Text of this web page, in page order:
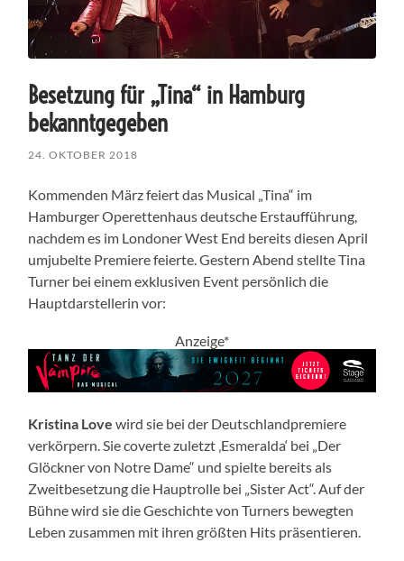
Besetzung für „Tina“ in Hamburg
bekanntgegeben
24. OKTOBER 2018
Kommenden März feiert das Musical „Tina“ im
Hamburger Operettenhaus deutsche Erstaufführung,
nachdem es im Londoner West End bereits diesen April
umjubelte Premiere feierte. Gestern Abend stellte Tina
Turner bei einem exklusiven Event persönlich die
Hauptdarstellerin vor:
Anzeige*
Kristina Love wird sie bei der Deutschlandpremiere
verkörpern. Sie coverte zuletzt ‚Esmeralda‘ bei „Der
Glöckner von Notre Dame“ und spielte bereits als
Zweitbesetzung die Hauptrolle bei „Sister Act“. Auf der
Bühne wird sie die Geschichte von Turners bewegten
Leben zusammen mit ihren größten Hits präsentieren.